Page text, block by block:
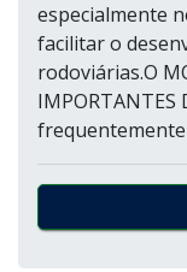
especialmente
facilitar o
rodoviárias.O
IMPORTANTES